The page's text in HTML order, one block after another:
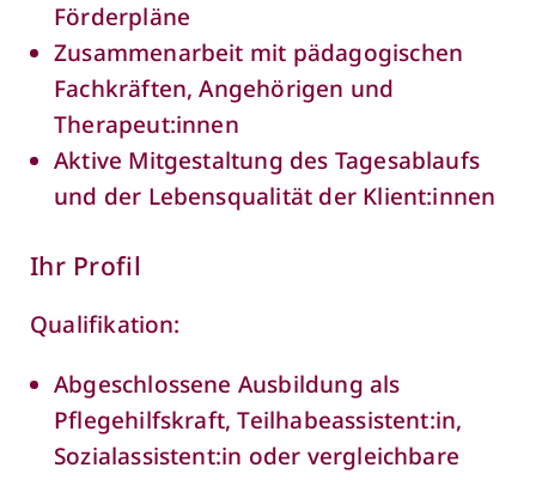
Förderpläne
Zusammenarbeit mit pädagogischen
Fachkräften, Angehörigen und
Therapeut:innen
Aktive Mitgestaltung des Tagesablaufs
und der Lebensqualität der Klient:innen
Ihr Profil
Qualifikation:
Abgeschlossene Ausbildung als
Pflegehilfskraft, Teilhabeassistent:in,
Sozialassistent:in oder vergleichbare